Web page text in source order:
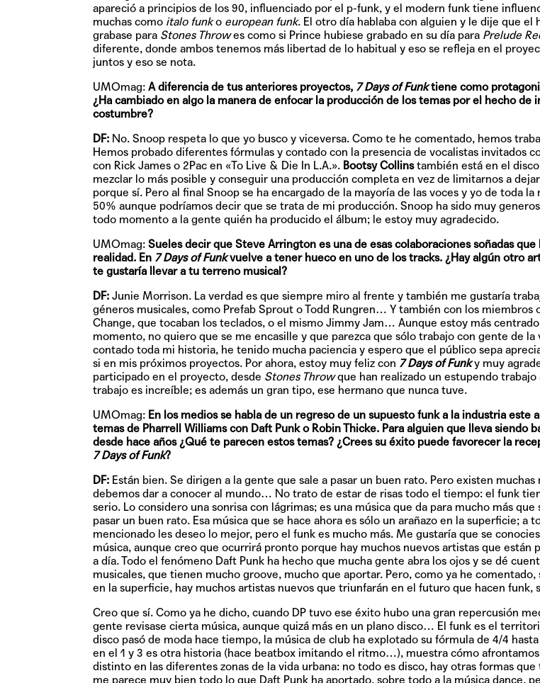
apareció a principios de los 90, influenciado por el p-funk, y el modern funk tiene
muchas como italo funkoeuropean funk. El otro día hablaba con alguien y le dije que el
grabase para Stones Throwes como si Prince hubiese grabado en su día para Prelude
diferente, donde ambos tenemos más libertad de lo habitual y eso se refleja en el
juntos y eso se nota.
UMOmag: A diferencia de tus anteriores proyectos, 7 Days of Funktiene como
¿Ha cambiado en algo la manera de enfocar la producción de los temas por el hecho de
costumbre?
DF: No. Snoop respeta lo que yo busco y viceversa. Como te he comentado, hemos
Hemos probado diferentes fórmulas y contado con la presencia de vocalistas invitados
con Rick James o 2Pac en «To Live & Die In L.A.». Bootsy Collinstambién está en el
mezclar lo más posible y conseguir una producción completa en vez de limitarnos a
porque sí. Pero al final Snoop se ha encargado de la mayoría de las voces y yo de toda la
50% aunque podríamos decir que se trata de mi producción. Snoop ha sido muy
todo momento a la gente quién ha producido el álbum; le estoy muy agradecido.
UMOmag: Sueles decir que Steve Arrington es una de esas colaboraciones soñadas
realidad. En7 Days of Funkvuelve a tener hueco en uno de los tracks. ¿Hay algún otro
te gustaría llevar a tu terreno musical?
DF:Junie Morrison. La verdad es que siempre miro al frente y también me gustaría
géneros musicales, como Prefab Sprout o Todd Rungren… Y también con los miembros
Change, que tocaban los teclados, o el mismo Jimmy Jam… Aunque estoy más
momento, no quiero que se me encasille y que parezca que sólo trabajo con gente de la
contado toda mi historia, he tenido mucha paciencia y espero que el público sepa
si en mis próximos proyectos. Por ahora, estoy muy feliz con 7 Days of Funky muy
participado en el proyecto, desde Stones Throwque han realizado un estupendo trabajo
trabajo es increíble; es además un gran tipo, ese hermano que nunca tuve.
UMOmag: En los medios se habla de un regreso de un supuesto funk a la industria este
temas de Pharrell Williams con Daft Punk o Robin Thicke. Para alguien que lleva siendo
desde hace años ¿Qué te parecen estos temas? ¿Crees su éxito puede favorecer la
7 Days of Funk?
DF: Están bien. Se dirigen a la gente que sale a pasar un buen rato. Pero existen muchas
debemos dar a conocer al mundo… No trato de estar de risas todo el tiempo: el funk
serio. Lo considero una sonrisa con lágrimas; es una música que da para mucho más
pasar un buen rato. Esa música que se hace ahora es sólo un arañazo en la superficie; a
mencionado les deseo lo mejor, pero el funk es mucho más. Me gustaría que se
música, aunque creo que ocurrirá pronto porque hay muchos nuevos artistas que están
a día. Todo el fenómeno Daft Punk ha hecho que mucha gente abra los ojos y se dé
musicales, que tienen mucho groove, mucho que aportar. Pero, como ya he comentado,
en la superficie, hay muchos artistas nuevos que triunfarán en el futuro que hacen funk,
Creo que sí. Como ya he dicho, cuando DP tuvo ese éxito hubo una gran repercusión
gente revisase cierta música, aunque quizá más en un plano disco… El funk es el
disco pasó de moda hace tiempo, la música de club ha explotado su fórmula de 4/4
en el 1 y 3 es otra historia (hace beatbox imitando el ritmo…), muestra cómo
distinto en las diferentes zonas de la vida urbana: no todo es disco, hay otras formas
me parece muy bien todo lo que Daft Punk ha aportado, sobre todo a la música dance,